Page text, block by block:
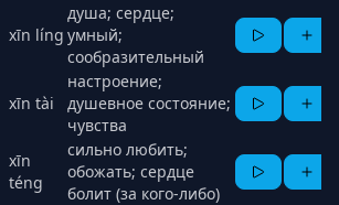
xīn líng
душа; сердце;
умный;
сообразительный
xīn tài
настроение;
душевное состояние;
чувства
xīn
téng
сильно любить;
обожать; сердце
болит (за кого-либо)